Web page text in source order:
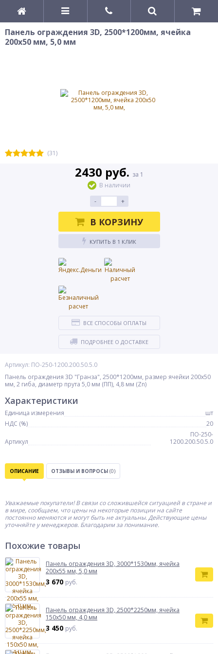
Панель ограждения 3D, 2500*1200мм, ячейка
200х50 мм, 5,0 мм
(31)
Артикул: ПО-250-1200.200.50.5.0
Панель ограждения 3D "Гранза", 2500*1200мм, размер ячейки 200х50
мм, 2 гиба, диаметр прута 5,0 мм (ПП), 4,8 мм (Zn)
2430 руб. за 1
В наличии
-
+
В КОРЗИНУ
КУПИТЬ В 1 КЛИК
ВСЕ СПОСОБЫ ОПЛАТЫ
ПОДРОБНЕЕ О ДОСТАВКЕ
Характеристики
Единица измерения
шт
НДС (%)
20
Артикул
ПО-250-
1200.200.50.5.0
ОПИСАНИЕ ОТЗЫВЫ И ВОПРОСЫ (0)
Уважаемые покупатели! В связи со сложившейся ситуацией в стране и
в мире, сообщаем, что цены на некоторые позиции на сайте
постоянно меняются и могут быть не актуальны. Действующие цены
уточняйте у менеджеров. Благодарим за понимание.
Похожие товары
Панель ограждения 3D, 3000*1530мм, ячейка
200х55 мм, 5,0 мм
3 670 руб.
Панель ограждения 3D, 2500*2250мм, ячейка
150х50 мм, 4,0 мм
3 450 руб.